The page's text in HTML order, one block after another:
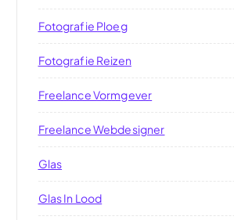
Fotografie Ploeg
Fotografie Reizen
Freelance Vormgever
Freelance Webdesigner
Glas
Glas In Lood